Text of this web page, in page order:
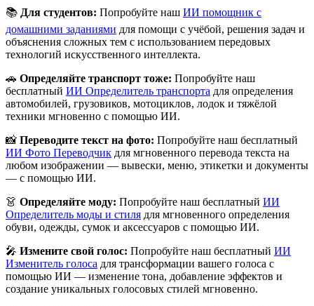
📚 Для студентов: Попробуйте наш ИИ помощник с
домашними заданиями для помощи с учёбой, решения задач и
объяснения сложных тем с использованием передовых
технологий искусственного интеллекта.
🚗 Определяйте транспорт тоже: Попробуйте наш
бесплатный ИИ Определитель транспорта для определения
автомобилей, грузовиков, мотоциклов, лодок и тяжёлой
техники мгновенно с помощью ИИ.
📸 Переводите текст на фото: Попробуйте наш бесплатный
ИИ Фото Переводчик для мгновенного перевода текста на
любом изображении — вывески, меню, этикетки и документы
— с помощью ИИ.
👗 Определяйте моду: Попробуйте наш бесплатный ИИ
Определитель моды и стиля для мгновенного определения
обуви, одежды, сумок и аксессуаров с помощью ИИ.
🎤 Измените свой голос: Попробуйте наш бесплатный ИИ
Изменитель голоса для трансформации вашего голоса с
помощью ИИ — изменение тона, добавление эффектов и
создание уникальных голосовых стилей мгновенно.